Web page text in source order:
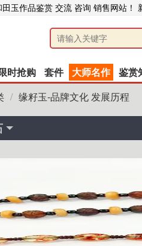
玉作品鉴赏 交流 咨询 销售网站！
时抢购 套件 大师名作
鉴赏
/ 缘籽玉-品牌文化 发展历程